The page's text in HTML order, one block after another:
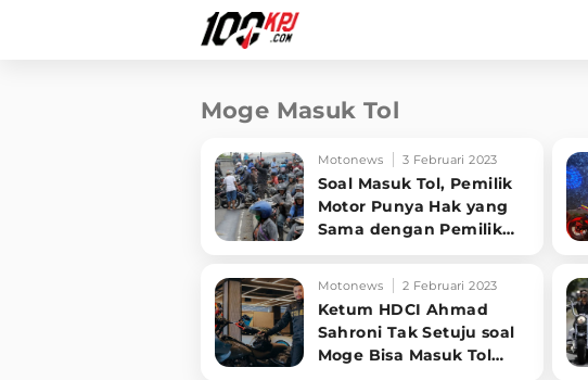
Moge Masuk Tol
Motonews 3 Februari 2023
Soal Masuk Tol, Pemilik
Motor Punya Hak yang
Sama dengan Pemilik
Motonews 2 Februari 2023
Ketum HDCI Ahmad
Sahroni Tak Setuju soal
Moge Bisa Masuk Tol